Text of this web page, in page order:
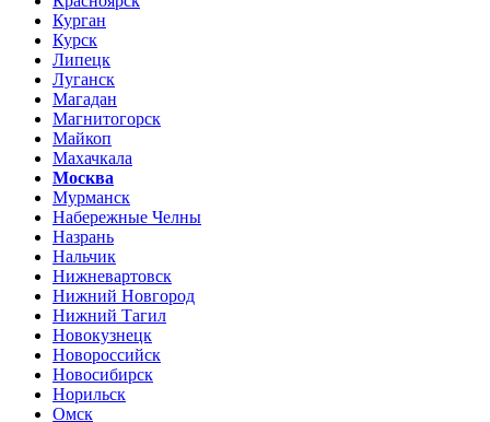
Курган
Курск
Липецк
Луганск
Магадан
Магнитогорск
Майкоп
Махачкала
Москва
Мурманск
Набережные Челны
Назрань
Нальчик
Нижневартовск
Нижний Новгород
Нижний Тагил
Новокузнецк
Новороссийск
Новосибирск
Норильск
Омск